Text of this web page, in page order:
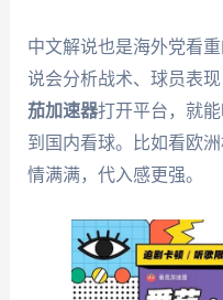
中文解说也是海外党看
说会分析战术、球员表
茄加速器打开平台，就
到国内看球。比如看欧
情满满，代入感更强。